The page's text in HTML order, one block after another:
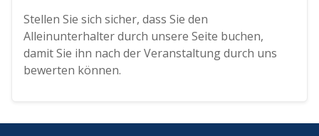
Stellen Sie sich sicher, dass Sie den
Alleinunterhalter durch unsere Seite buchen,
damit Sie ihn nach der Veranstaltung durch uns
bewerten können.